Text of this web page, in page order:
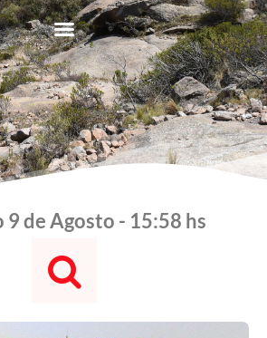
9 de Agosto - 15:58 hs